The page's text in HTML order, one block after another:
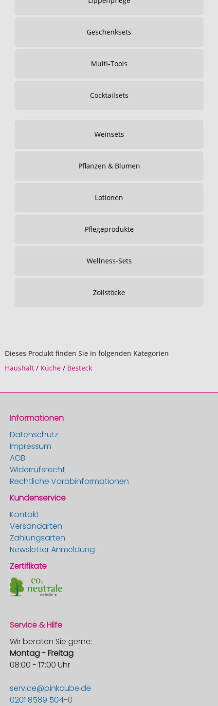
Geschenksets
Multi-Tools
Cocktailsets
Weinsets
Pflanzen & Blumen
Lotionen
Pflegeprodukte
Wellness-Sets
Zollstöcke
Dieses Produkt finden Sie in folgenden Kategorien
Haushalt / Küche / Besteck
Informationen
Datenschutz
Impressum
AGB
Widerrufsrecht
Rechtliche Vorabinformationen
Kundenservice
Kontakt
Versandarten
Zahlungsarten
Newsletter Anmeldung
Zertifikate
Service & Hilfe
Wir beraten Sie gerne:
Montag - Freitag
08:00 - 17:00 Uhr
service@pinkcube.de
0201 8589 504-0